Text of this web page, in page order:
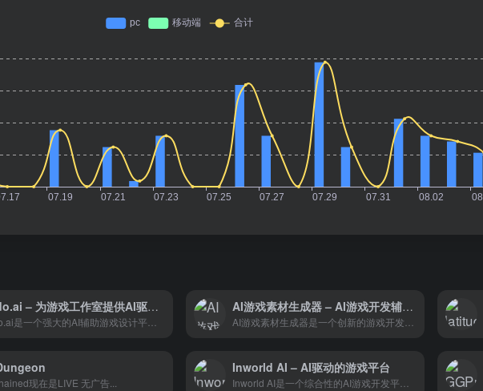
Ludo.ai – 为游戏工作室提供AI驱动的创新工具 AI游戏素材生成器 – AI游戏开发辅助工具
现在是LIVE 无广告...
Inworld AI – AI驱动的游戏平台